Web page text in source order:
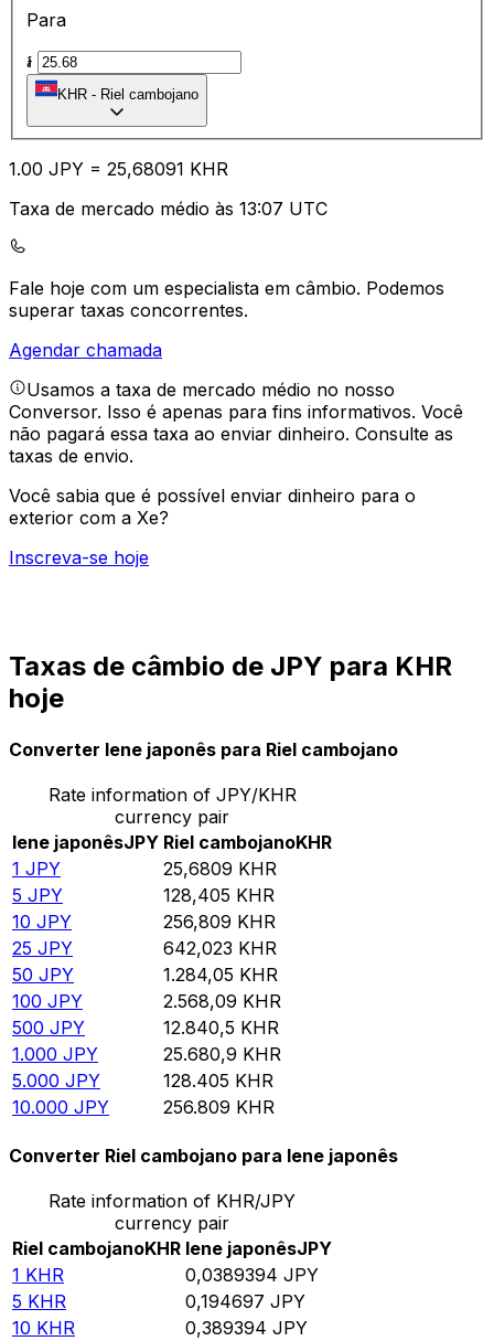
Para
៛
KHR - Riel cambojano
1.00 JPY = 25,68091 KHR
Taxa de mercado médio às 13:07 UTC
Fale hoje com um especialista em câmbio. Podemos
superar taxas concorrentes.
Agendar chamada
Usamos a taxa de mercado médio no nosso
Conversor. Isso é apenas para fins informativos. Você
não pagará essa taxa ao enviar dinheiro. Consulte as
taxas de envio.
Você sabia que é possível enviar dinheiro para o
exterior com a Xe?
Inscreva-se hoje
Taxas de câmbio de JPY para KHR
hoje
Converter Iene japonês para Riel cambojano
Rate information of JPY/KHR
currency pair
Iene japonêsJPY Riel cambojanoKHR
1 JPY 25,6809 KHR
5 JPY 128,405 KHR
10 JPY 256,809 KHR
25 JPY 642,023 KHR
50 JPY 1.284,05 KHR
100 JPY 2.568,09 KHR
500 JPY 12.840,5 KHR
1.000 JPY 25.680,9 KHR
5.000 JPY 128.405 KHR
10.000 JPY 256.809 KHR
Converter Riel cambojano para Iene japonês
Rate information of KHR/JPY
currency pair
Riel cambojanoKHR Iene japonêsJPY
1 KHR 0,0389394 JPY
5 KHR 0,194697 JPY
10 KHR 0,389394 JPY